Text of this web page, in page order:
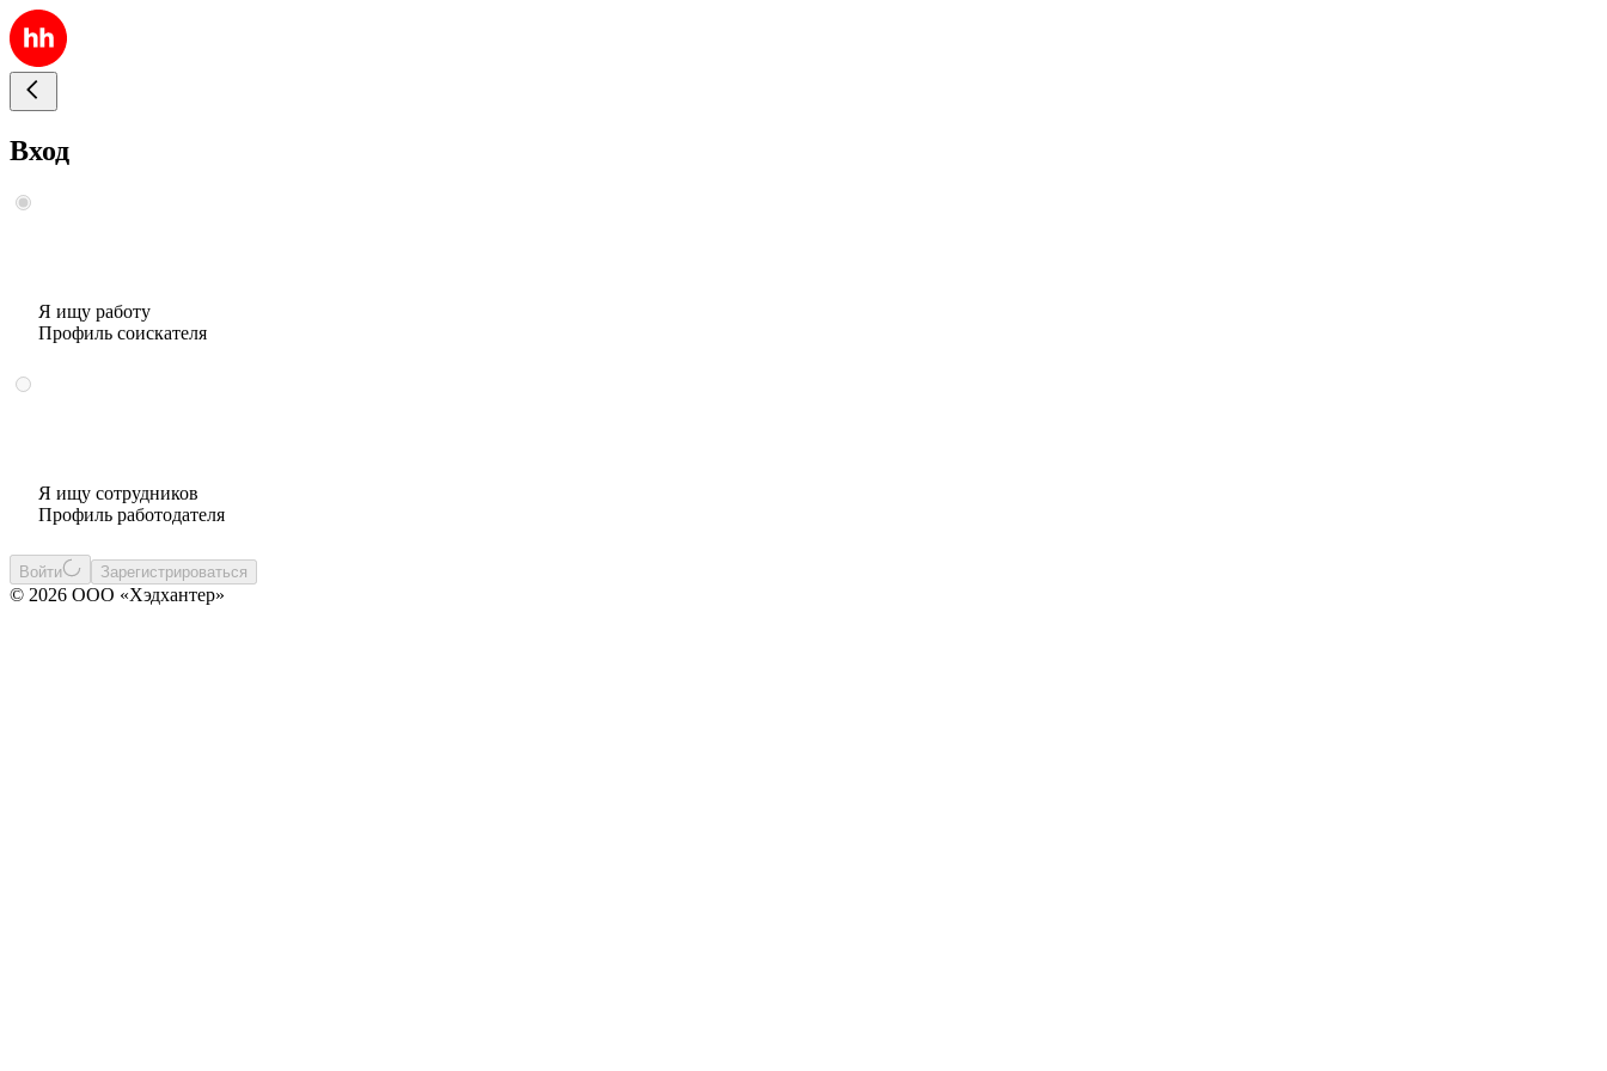
Вход
Я ищу работу
Профиль соискателя
Я ищу сотрудников
Профиль работодателя
Войти Зарегистрироваться
© 2026 ООО «Хэдхантер»